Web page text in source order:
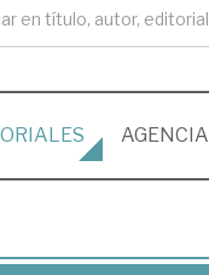
AGENCIA